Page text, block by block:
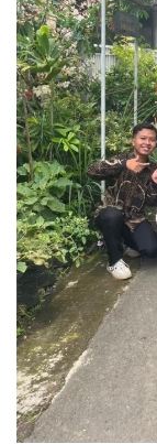
Pendidikan
Informasi
Olahraga
Kesehatan
Layanan Publik
Perempuan/